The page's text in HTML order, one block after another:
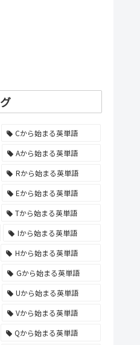
Cから始まる英単語
Aから始まる英単語
Rから始まる英単語
Eから始まる英単語
Tから始まる英単語
Iから始まる英単語
Hから始まる英単語
Gから始まる英単語
Uから始まる英単語
Vから始まる英単語
Qから始まる英単語